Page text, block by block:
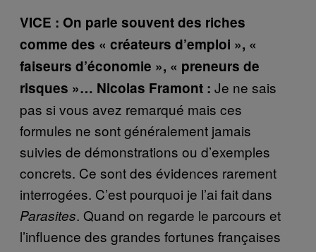
VICE : On parle souvent des riches
comme des « créateurs d’emploi », «
faiseurs d’économie », « preneurs de
risques »… Nicolas Framont : Je ne sais
pas si vous avez remarqué mais ces
formules ne sont généralement jamais
suivies de démonstrations ou d’exemples
concrets. Ce sont des évidences rarement
interrogées. C’est pourquoi je l’ai fait dans
Parasites. Quand on regarde le parcours et
l’influence des grandes fortunes françaises